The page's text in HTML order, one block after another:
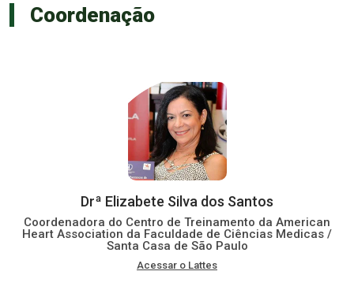
Coordenação
Drª Elizabete Silva dos Santos
Coordenadora do Centro de Treinamento da American
Heart Association da Faculdade de Ciências Medicas /
Santa Casa de São Paulo
Acessar o Lattes